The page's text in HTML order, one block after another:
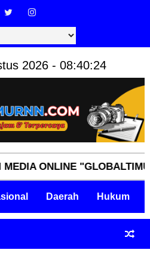
2026 - 08:40:25
Daerah Hukum